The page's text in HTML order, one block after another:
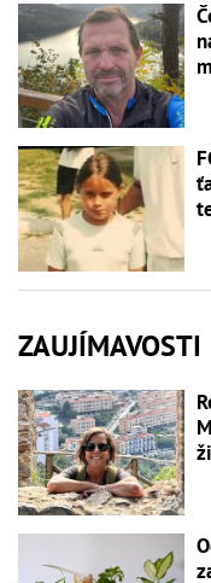
ZAUJÍMAVOSTI